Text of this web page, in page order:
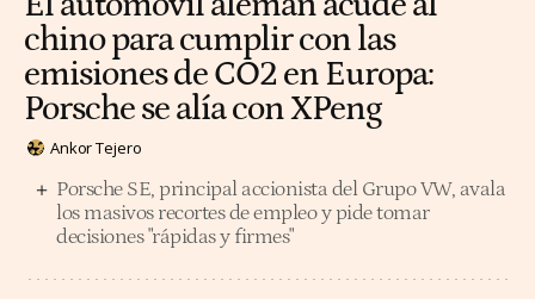
chino para cumplir con las
emisiones de CO2 en Europa:
Porsche se alía con XPeng
Ankor Tejero
Porsche SE, principal accionista del Grupo VW, avala
los masivos recortes de empleo y pide tomar
decisiones "rápidas y firmes"